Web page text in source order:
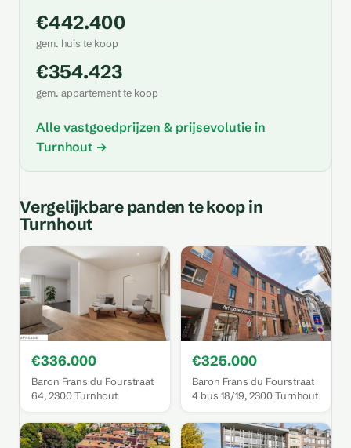
€442.400
gem. huis te koop
€354.423
gem. appartement te koop
Alle vastgoedprijzen & prijsevolutie in
Turnhout →
Vergelijkbare panden te koop in
Turnhout
€336.000
Baron Frans du Fourstraat
64, 2300 Turnhout
€325.000
Baron Frans du Fourstraat
4 bus 18/19, 2300 Turnhout